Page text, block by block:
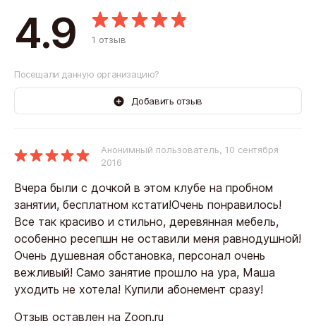
4.9 1 отзыв
Посещали данную организацию?
Добавить отзыв
Анонимный пользователь, 10 сентября
2016
Вчера были с дочкой в этом клубе на пробном
занятии, бесплатном кстати!Очень понравилось!
Все так красиво и стильно, деревянная мебель,
особенно ресепшн не оставили меня равнодушной!
Очень душевная обстановка, персонал очень
вежливый! Само занятие прошло на ура, Маша
уходить не хотела! Купили абонемент сразу!
Отзыв оставлен на Zoon.ru